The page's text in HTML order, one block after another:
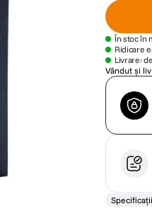
În stoc în
Ridicare
Livrare:
Vândut și